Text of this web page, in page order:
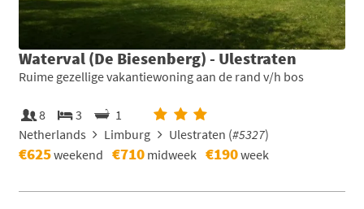
Waterval (De Biesenberg) - Ulestraten
Ruime gezellige vakantiewoning aan de rand v/h bos
8 3
1
Netherlands
Limburg Ulestraten (#5327)
€625weekend €710 midweek €190week